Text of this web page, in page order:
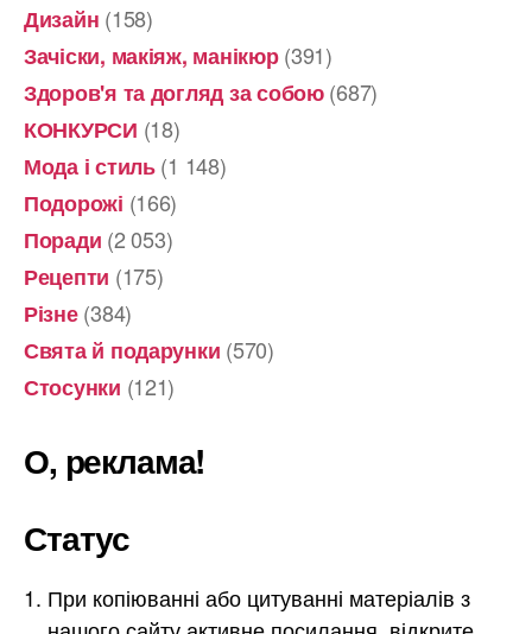
Дизайн (158)
Зачіски, макіяж, манікюр(391)
Здоров'я та догляд за собою(687)
КОНКУРСИ (18)
Мода і стиль(1 148)
Подорожі (166)
Поради (2 053)
Рецепти (175)
Різне(384)
Свята й подарунки (570)
Стосунки (121)
О, реклама!
Статус
При копіюванні або цитуванні матеріалів з